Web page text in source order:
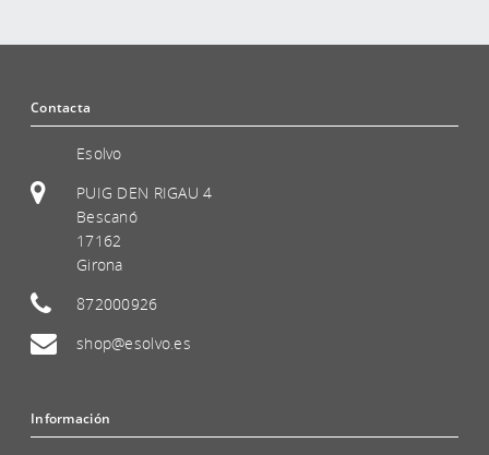
Contacta
Esolvo
PUIG DEN RIGAU 4
Bescanó
17162
Girona
872000926
shop@esolvo.es
Información